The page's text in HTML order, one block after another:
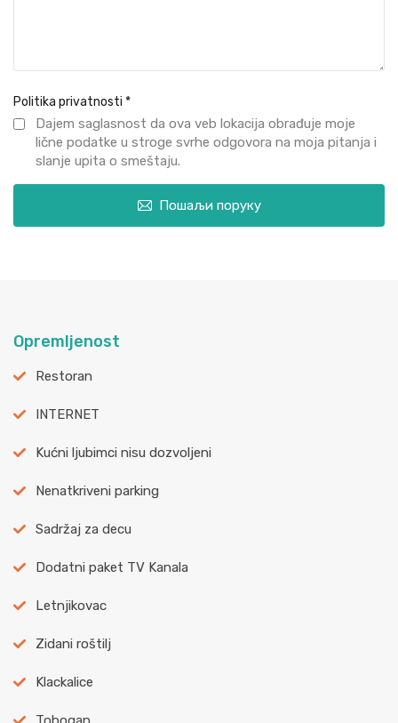
Politika privatnosti *
Dajem saglasnost da ova veb lokacija obrađuje moje
lične podatke u stroge svrhe odgovora na moja pitanja i
slanje upita o smeštaju.
Пошаљи поруку
Opremljenost
Restoran
INTERNET
Kućni ljubimci nisu dozvoljeni
Nenatkriveni parking
Sadržaj za decu
Dodatni paket TV Kanala
Letnjikovac
Zidani roštilj
Klackalice